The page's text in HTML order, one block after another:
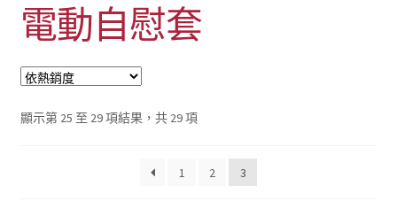
電動自慰套
顯示第 25 至 29 項結果，共 29 項依
1 2 3